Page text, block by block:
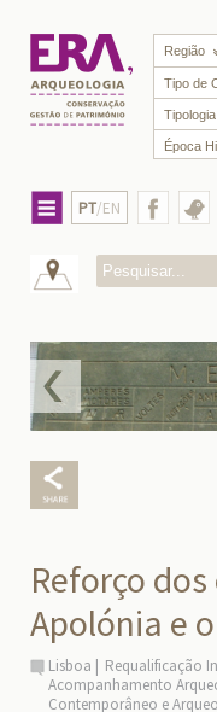
Região
Tipo de
Tipologia
Época
PT/EN
Reforço
Apolónia e
Lisboa
Requalificação
Acompanhamento
Contemporâneo e